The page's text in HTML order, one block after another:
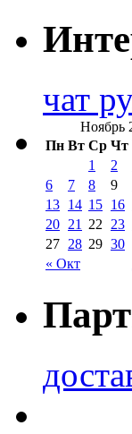
чат
Ноябрь
Пн Вт Ср Чт
« Окт
1 2
6
7 8 9
13 14 15 16
20 21 22 23
27 28 29 30